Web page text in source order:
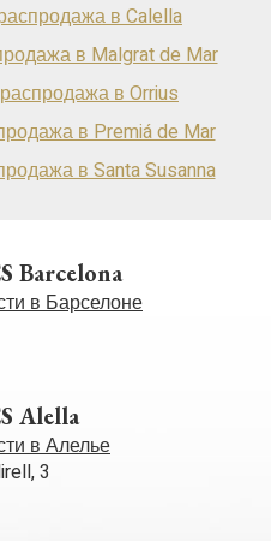
в Calella
в Malgrat de Mar
в Orrius
в Premiá de Mar
в Santa Susanna
Barcelona
в Барселоне
Alella
в Алелье
3